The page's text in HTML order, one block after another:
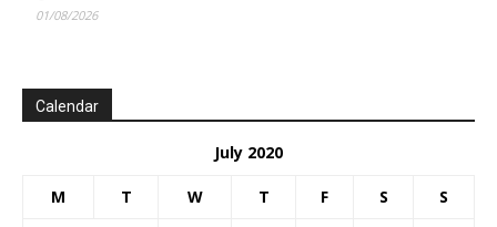
01/08/2026
Calendar
July 2020
M T W T F S S